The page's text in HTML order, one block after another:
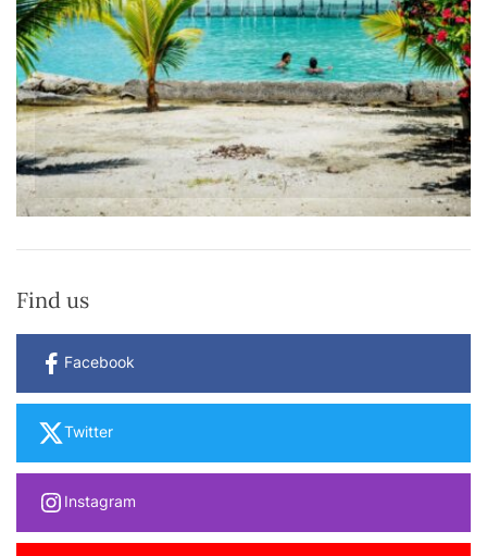
Find us
Facebook
Twitter
Instagram